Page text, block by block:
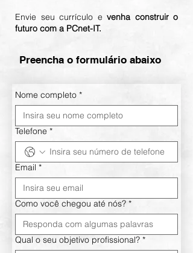
Envie seu currículo e venha construir o
futuro com a PCnet-IT.
Preencha o formulário abaixo
Nome completo *
Telefone *
Email *
Como você chegou até nós? *
Qual o seu objetivo profissional? *